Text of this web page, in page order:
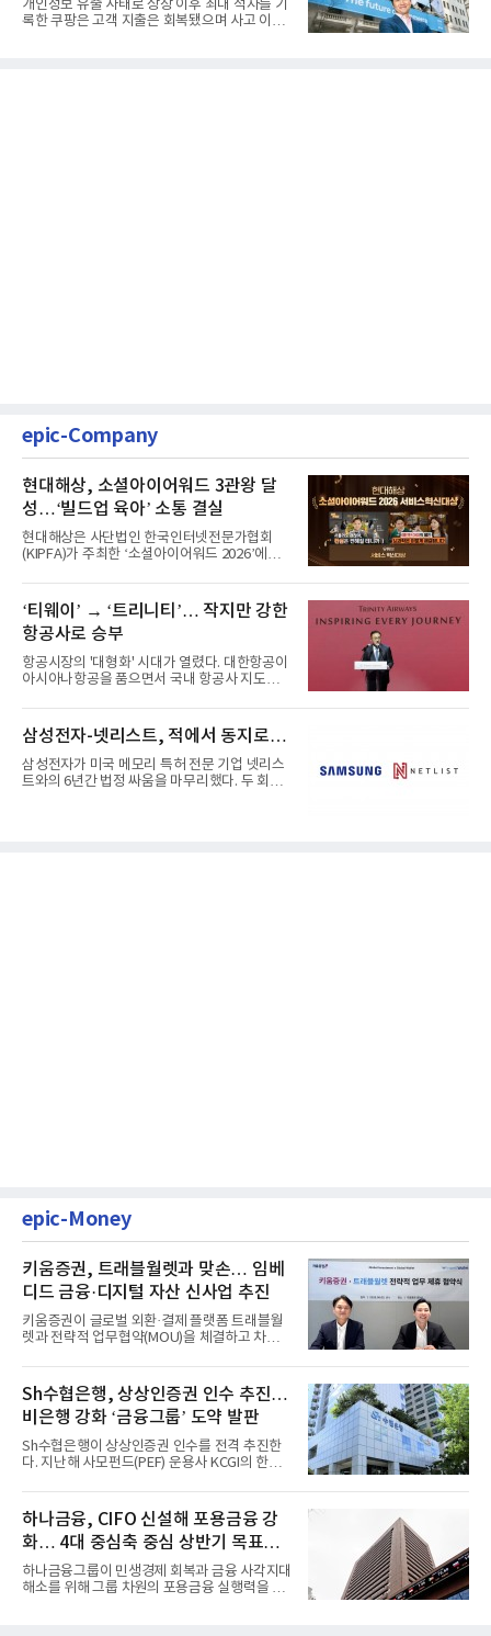
개인정보 유출 사태로 상장 이후 최대 적자를 기
록한 쿠팡은 고객 지출은 회복됐으며 사고 이전
epic-Company
현대해상, 소셜아이어워드 3관왕 달
성…‘빌드업 육아’ 소통 결실
현대해상은 사단법인 한국인터넷전문가협회
(KIPFA)가 주최한 ‘소셜아이어워드 2026’에서
‘티웨이’ → ‘트리니티’… 작지만 강한
항공사로 승부
항공시장의 '대형화' 시대가 열렸다. 대한항공이
아시아나항공을 품으면서 국내 항공사 지도가
삼성전자-넷리스트, 적에서 동지로…
삼성전자가 미국 메모리 특허 전문 기업 넷리스
트와의 6년간 법정 싸움을 마무리했다. 두 회사
epic-Money
키움증권, 트래블월렛과 맞손… 임베
디드 금융·디지털 자산 신사업 추진
키움증권이 글로벌 외환·결제 플랫폼 트래블월
렛과 전략적 업무협약(MOU)을 체결하고 차세
Sh수협은행, 상상인증권 인수 추진…
비은행 강화 ‘금융그룹’ 도약 발판
Sh수협은행이 상상인증권 인수를 전격 추진한
다. 지난해 사모펀드(PEF) 운용사 KCGI의 한양
하나금융, CIFO 신설해 포용금융 강
화… 4대 중심축 중심 상반기 목표
60% 달성
하나금융그룹이 민생경제 회복과 금융 사각지대
해소를 위해 그룹 차원의 포용금융 실행력을 대